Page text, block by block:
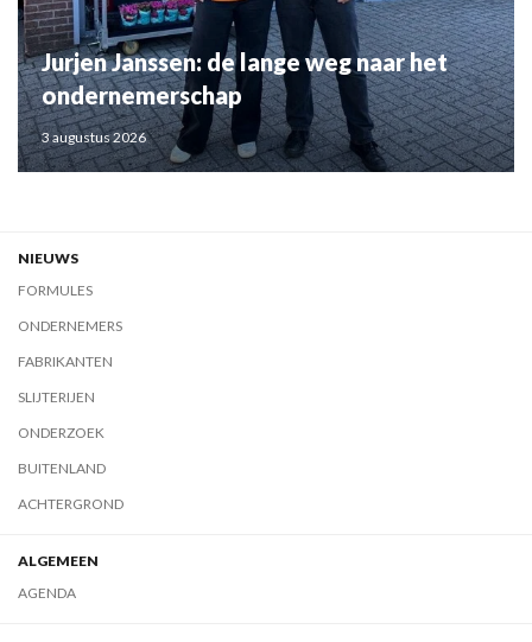
Jurjen Janssen: de lange weg naar het
ondernemerschap
3 augustus 2026
NIEUWS
FORMULES
ONDERNEMERS
FABRIKANTEN
SLIJTERIJEN
ONDERZOEK
BUITENLAND
ACHTERGROND
ALGEMEEN
AGENDA